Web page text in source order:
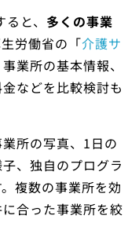
と、 多くの事業
労働省の「介護サ
業所の基本情報、
などを比較検討も
所の写真、1日の
、独自のプログラ
複数の事業所を効
合った事業所を絞